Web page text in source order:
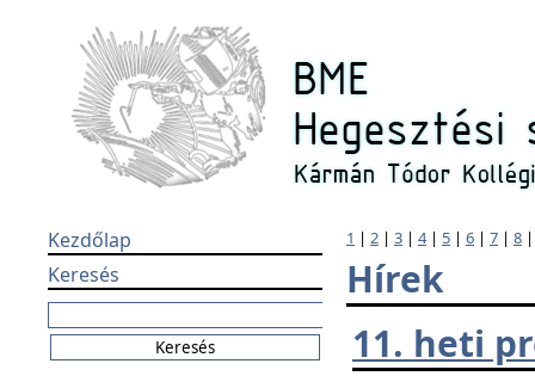
Kezdőlap
Keresés
1 | 2 | 3 | 4| 5 | 6 | 7 | 8
Hírek
11. heti